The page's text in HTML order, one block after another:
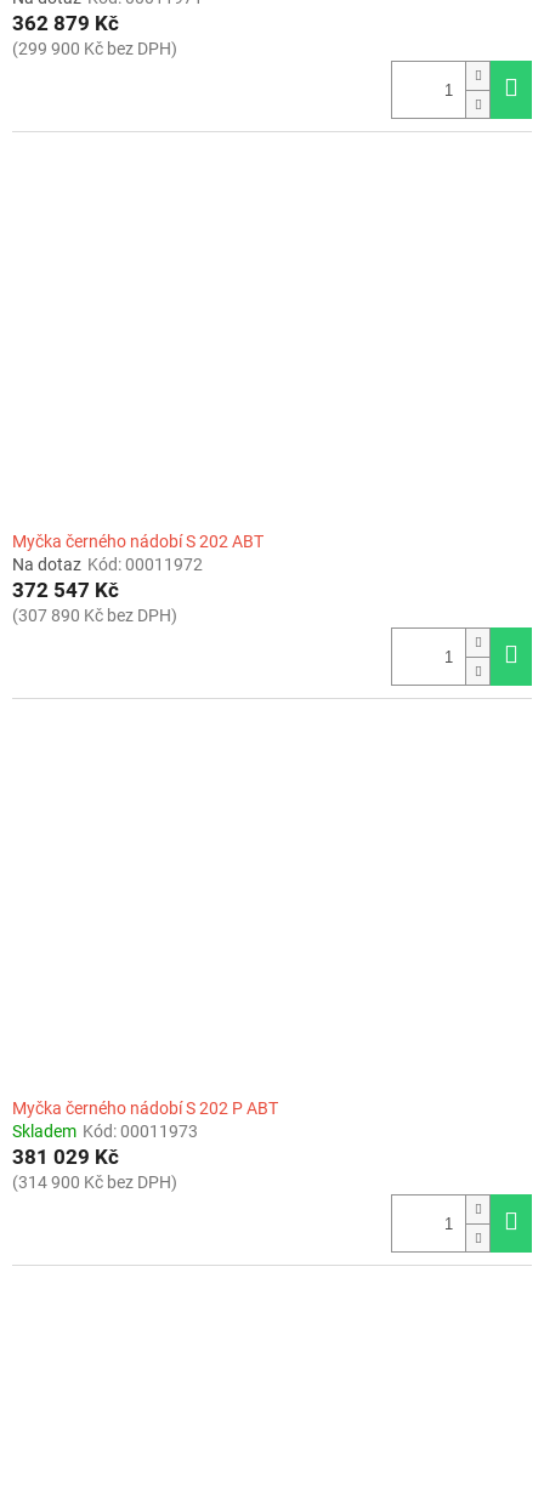
362 879 Kč
(299 900 Kč bez DPH)
Myčka černého nádobí S 202 ABT
Na dotaz Kód:00011972
372 547 Kč
(307 890 Kč bez DPH)
Myčka černého nádobí S 202 P ABT
Skladem Kód:00011973
381 029 Kč
(314 900 Kč bez DPH)